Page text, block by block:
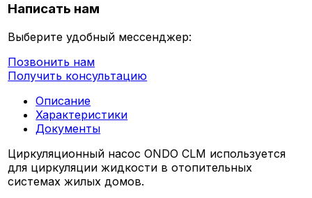
Написать нам
Выберите удобный мессенджер:
Позвонить нам
Получить консультацию
Описание
Характеристики
Документы
Циркуляционный насос ONDO CLM используется
для циркуляции жидкости в отопительных
системах жилых домов.